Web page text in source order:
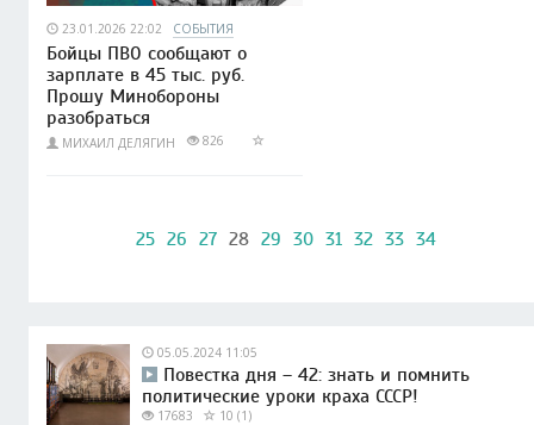
23.01.2026 22:02 СОБЫТИЯ
Бойцы ПВО сообщают о
зарплате в 45 тыс. руб.
Прошу Минобороны
разобраться
МИХАИЛ ДЕЛЯГИН 826
25 26 27 28 29 30 31 32 33 34
05.05.2024 11:05
Повестка дня – 42: знать и помнить
политические уроки краха СССР!
17683 10 (1)